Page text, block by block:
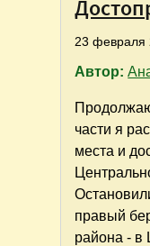
23 февраля
Автор:
части я
места и
правый
района - в